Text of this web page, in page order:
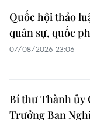
Quốc hội thảo
quân sự, quốc
07/08/2026 23:06
Bí thư Thành ủy
Trưởng Ban